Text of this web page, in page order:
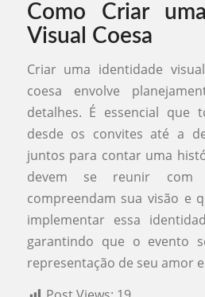
Como Criar
Visual Coesa
Criar uma identidade
coesa envolve
detalhes. É essencial que
desde os convites até a
juntos para contar uma
devem se reunir com
compreendam sua visão e
implementar essa
garantindo que o evento
representação de seu amor